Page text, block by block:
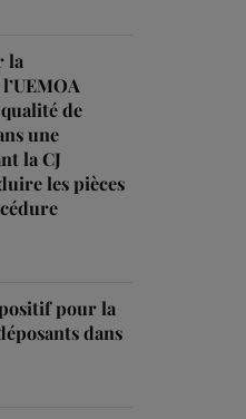
la
de
une
la CJ
les pièces
pour la
dans